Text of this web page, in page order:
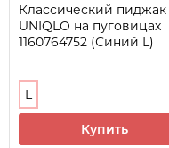
Классический пиджак
UNIQLO на пуговицах
1160764752 (Синий L)
L
Купить